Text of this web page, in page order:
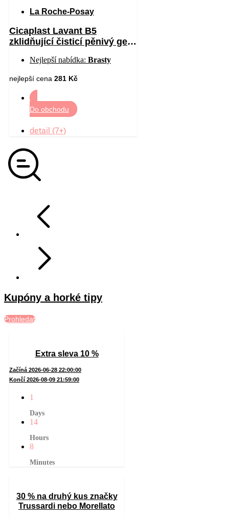
La Roche-Posay
Cicaplast Lavant B5
zklidňující čisticí pěnivý gel
Nejlepší nabídka: Brasty
nejlepší cena 281 Kč
Do obchodu
detail (7+)
Kupóny a horké tipy
Prohledat
Extra sleva 10 %
Začíná 2026-06-28 22:00:00
Končí 2026-08-09 21:59:00
1
Days
14
Hours
8
Minutes
30 % na druhý kus značky
Trussardi nebo Morellato